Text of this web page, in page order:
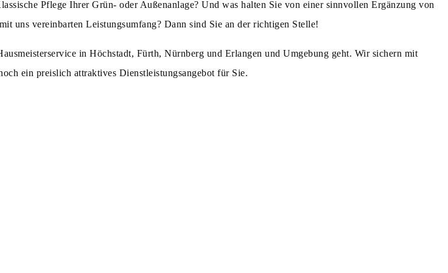
Pflege Ihrer Grün- oder Außenanlage? Und was halten Sie von einer sinnvollen Ergänzung von
uns vereinbarten Leistungsumfang? Dann sind Sie an der richtigen Stelle!
in Höchstadt, Fürth, Nürnberg und Erlangen und Umgebung geht. Wir sichern mit
ein preislich attraktives Dienstleistungsangebot für Sie.